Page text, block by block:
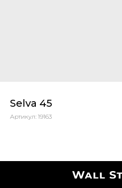
Selva 45
Артикул: 19163